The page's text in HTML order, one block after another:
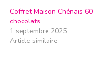
Coffret Maison Chénais 60
chocolats
1 septembre 2025
Article similaire